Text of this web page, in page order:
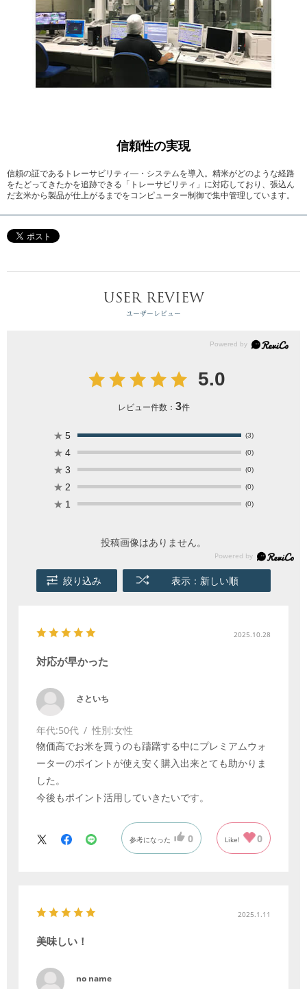
信頼性の実現
信頼の証であるトレーサビリティ―・システムを導入。精米がどのような経路
をたどってきたかを追跡できる「トレーサビリティ」に対応しており、張込ん
だ玄米から製品が仕上がるまでをコンピューター制御で集中管理しています。
USER REVIEW
ユーザーレビュー
5.0
レビュー件数： 3件
★ 5 (3)
★ 4 (0)
★ 3 (0)
★ 2 (0)
★ 1 (0)
投稿画像はありません。
絞り込み 表示：新しい順
2025.10.28
対応が早かった
さといち
年代:50代 性別:女性
物価高でお米を買うのも躊躇する中にプレミアムウォ
ーターのポイントが使え安く購入出来とても助かりま
した。
今後もポイント活用していきたいです。
参考になった 0 Like! 0
2025.1.11
美味しい！
no name